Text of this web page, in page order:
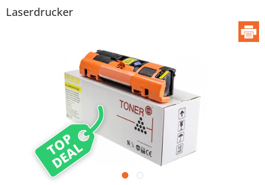
Laserdrucker
TOP
DEAL